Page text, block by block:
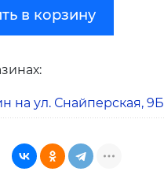
в корзину
на ул. Снайперская, 9Б